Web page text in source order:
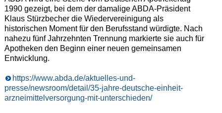
1990 gezeigt, bei dem der damalige ABDA-Präsident
Klaus Stürzbecher die Wiedervereinigung als
historischen Moment für den Berufsstand würdigte. Nach
nahezu fünf Jahrzehnten Trennung markierte sie auch für
Apotheken den Beginn einer neuen gemeinsamen
Entwicklung.
https://www.abda.de/aktuelles-und-
presse/newsroom/detail/35-jahre-deutsche-einheit-
arzneimittelversorgung-mit-unterschieden/